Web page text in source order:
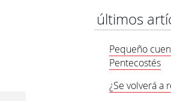
últimos
Pequeño
Pentecostés
¿Se volverá a